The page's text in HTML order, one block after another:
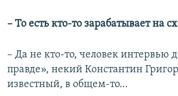
– То есть кто-то зарабатывает на
– Да не кто-то, человек интервью
правде», некий Константин
известный, в общем-то…